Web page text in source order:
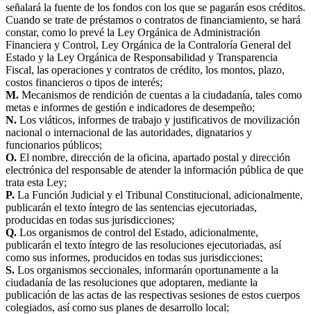
señalará la fuente de los fondos con los que se pagarán esos créditos.
Cuando se trate de préstamos o contratos de financiamiento, se hará
constar, como lo prevé la Ley Orgánica de Administración
Financiera y Control, Ley Orgánica de la Contraloría General del
Estado y la Ley Orgánica de Responsabilidad y Transparencia
Fiscal, las operaciones y contratos de crédito, los montos, plazo,
costos financieros o tipos de interés;
M. Mecanismos de rendición de cuentas a la ciudadanía, tales como
metas e informes de gestión e indicadores de desempeño;
N. Los viáticos, informes de trabajo y justificativos de movilización
nacional o internacional de las autoridades, dignatarios y
funcionarios públicos;
O. El nombre, dirección de la oficina, apartado postal y dirección
electrónica del responsable de atender la información pública de que
trata esta Ley;
P. La Función Judicial y el Tribunal Constitucional, adicionalmente,
publicarán el texto íntegro de las sentencias ejecutoriadas,
producidas en todas sus jurisdicciones;
Q. Los organismos de control del Estado, adicionalmente,
publicarán el texto íntegro de las resoluciones ejecutoriadas, así
como sus informes, producidos en todas sus jurisdicciones;
S. Los organismos seccionales, informarán oportunamente a la
ciudadanía de las resoluciones que adoptaren, mediante la
publicación de las actas de las respectivas sesiones de estos cuerpos
colegiados, así como sus planes de desarrollo local;